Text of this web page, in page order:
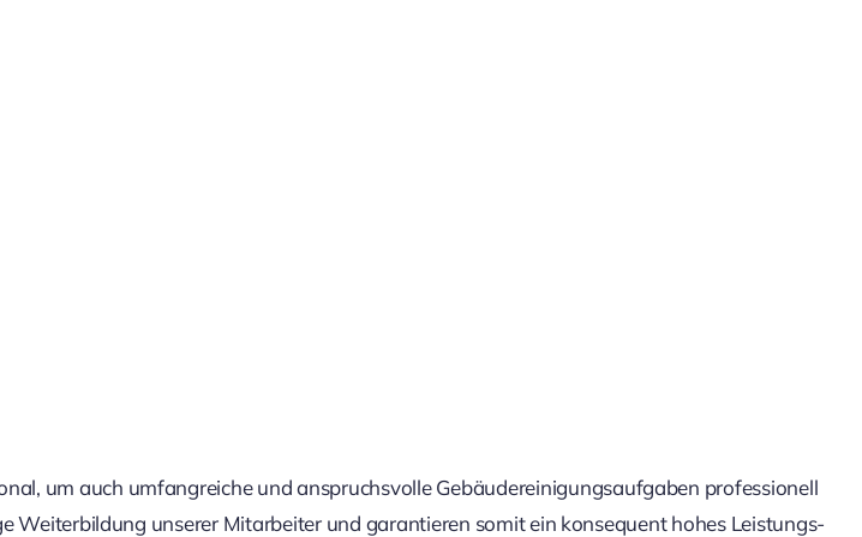
um auch umfangreiche und anspruchsvolle Gebäudereinigungsaufgaben professionell
unserer Mitarbeiter und garantieren somit ein konsequent hohes Leistungs-